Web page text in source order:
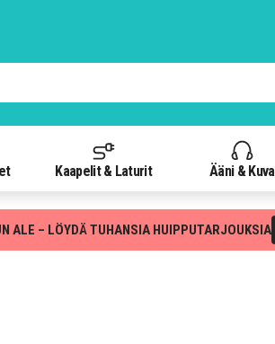
Kaapelit & Laturit Ääni & Kuva
ALE – LÖYDÄ TUHANSIA HUIPPUTARJOUKSIA